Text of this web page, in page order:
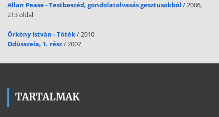
Allan Pease - Testbeszéd, gondolatolvasás gesztusokból / 2006,
213 oldal
Örkény István - Tóték/ 2010
Odüsszeia, 1. rész/ 2007
TARTALMAK